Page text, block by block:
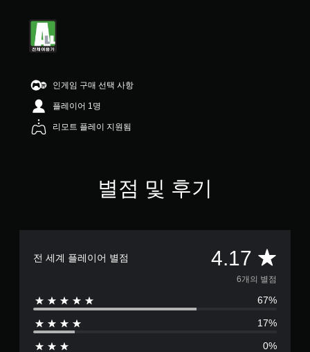
중
평
균
1
개
별
인게임 구매 선택 사항
플레이어 1명
리모트 플레이 지원됨
별점 및 후기
전 세계 플레이어 별점 4.17 총
6
별
점
6개의 별점
67%
17%
0%